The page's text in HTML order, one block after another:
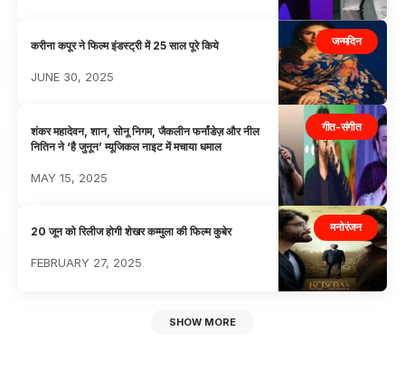
जन्मदिन
करीना कपूर ने फिल्म इंडस्ट्री में 25 साल पूरे किये
JUNE 30, 2025
गीत-संगीत
शंकर महादेवन, शान, सोनू निगम, जैकलीन फर्नांडेज़ और नील
नितिन ने ‘है जुनून’ म्यूजिकल नाइट में मचाया धमाल
MAY 15, 2025
मनोरंजन
20 जून को रिलीज होगी शेखर कम्मुला की फिल्म कुबेर
FEBRUARY 27, 2025
SHOW MORE